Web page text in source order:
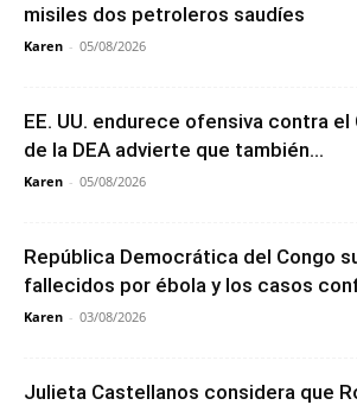
misiles dos petroleros saudíes
Karen - 05/08/2026
EE. UU. endurece ofensiva contra
de la DEA advierte que también...
Karen - 05/08/2026
República Democrática del Congo
fallecidos por ébola y los casos
Karen - 03/08/2026
Julieta Castellanos considera que